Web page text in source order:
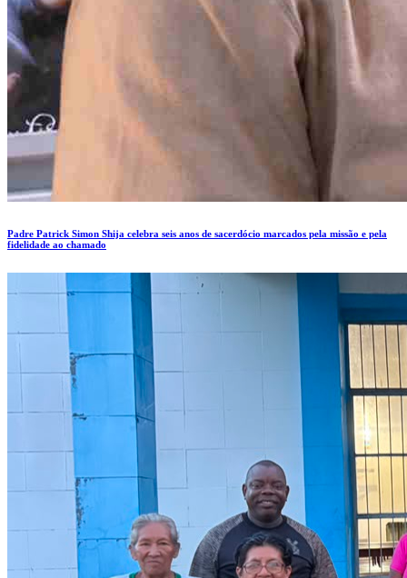
Padre Patrick Simon Shija celebra seis anos de sacerdócio marcados pela missão e pela
fidelidade ao chamado